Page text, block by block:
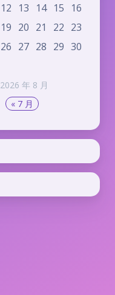
2026 年 8 月
12 13 14 15
16
19 20 21 22 23
26 27 28 29 30
« 7 月